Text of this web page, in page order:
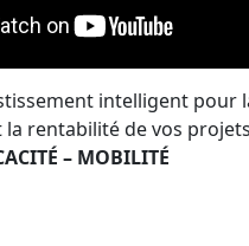
intelligent pour
la rentabilité de vos
– MOBILITÉ